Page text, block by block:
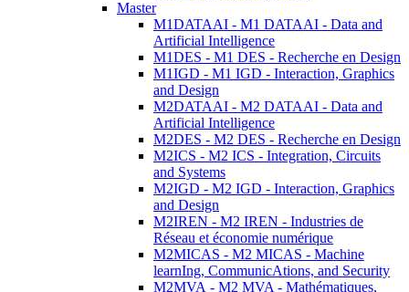
Master
M1DATAAI - M1 DATAAI - Data and
Artificial Intelligence
M1DES - M1 DES - Recherche en Design
M1IGD - M1 IGD - Interaction, Graphics
and Design
M2DATAAI - M2 DATAAI - Data and
Artificial Intelligence
M2DES - M2 DES - Recherche en Design
M2ICS - M2 ICS - Integration, Circuits
and Systems
M2IGD - M2 IGD - Interaction, Graphics
and Design
M2IREN - M2 IREN - Industries de
Réseau et économie numérique
M2MICAS - M2 MICAS - Machine
learnIng, CommunicAtions, and Security
M2MVA - M2 MVA - Mathématiques,